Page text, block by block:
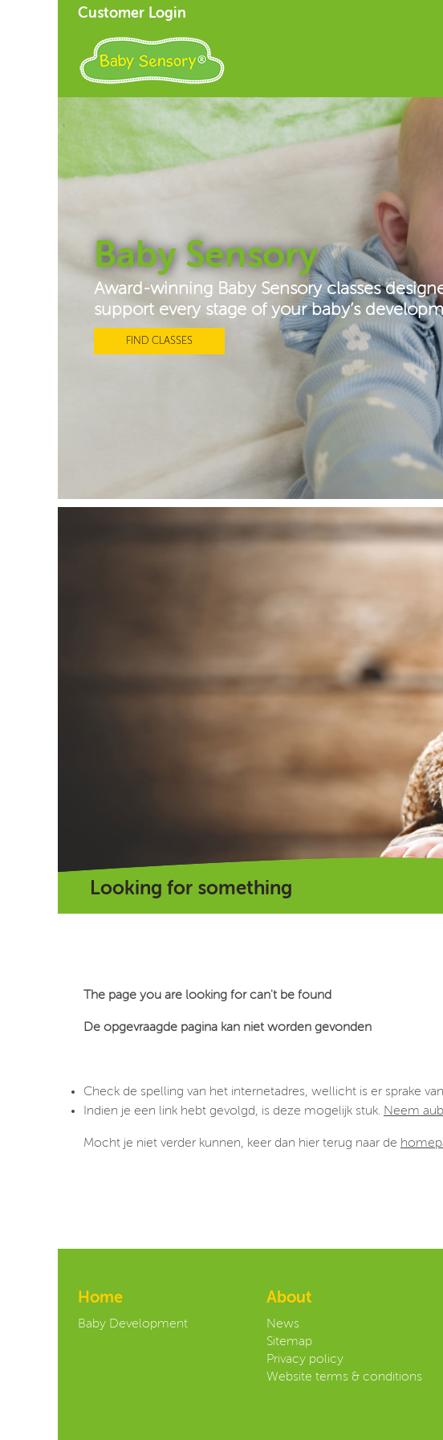
Customer Login
Baby Sensory
Award-winning Baby Sensory classes
support every stage of your baby’s
FIND CLASSES
Looking for something
The page you are looking for can't be found
De opgevraagde pagina kan niet worden gevonden
Check de spelling van het internetadres, wellicht is er sprake
Indien je een link hebt gevolgd, is deze mogelijk stuk. Neem
Mocht je niet verder kunnen, keer dan hier terug naar de
Home
Baby Development
About
News
Sitemap
Privacy policy
Website terms & conditions